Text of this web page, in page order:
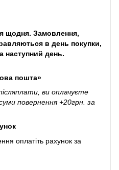
щодня. Замовлення,
в день покупки,
наступний день.
пошта»
ви оплачуєте
повернення +20грн. за
оплатіть рахунок за